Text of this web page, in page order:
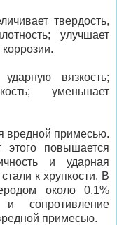
твердость,
улучшает
вязкость;
уменьшает
вредной примесью.
этого повышается
и ударная
к хрупкости. В
около 0.1%
сопротивление
примесью.